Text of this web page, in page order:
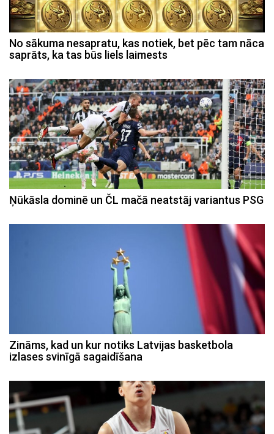
No sākuma nesapratu, kas notiek, bet pēc tam nāca
saprāts, ka tas būs liels laimests
Ņūkāsla dominē un ČL mačā neatstāj variantus PSG
Zināms, kad un kur notiks Latvijas basketbola
izlases svinīgā sagaidīšana